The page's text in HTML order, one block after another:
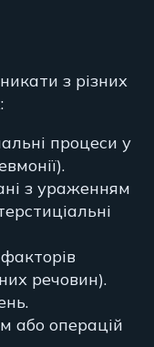
з різних
процеси у
з ураженням
речовин).
або операцій